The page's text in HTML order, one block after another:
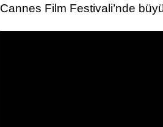
Cannes Film Festivali’nde